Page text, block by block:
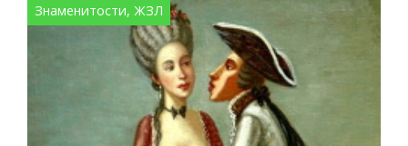
Знаменитости, ЖЗЛ